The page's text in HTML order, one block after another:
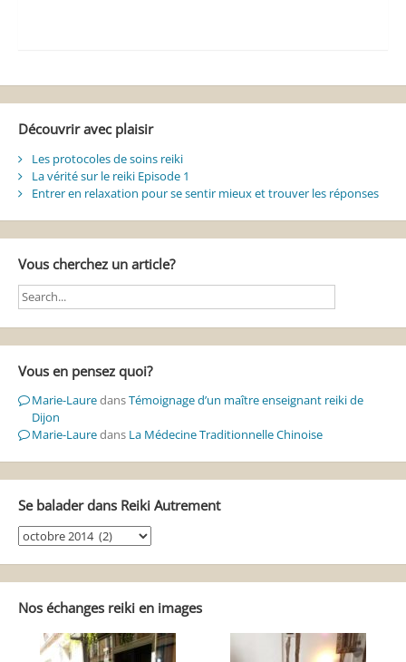
Découvrir avec plaisir
Les protocoles de soins reiki
La vérité sur le reiki Episode 1
Entrer en relaxation pour se sentir mieux et trouver les réponses
Vous cherchez un article?
Vous en pensez quoi?
Marie-LauredansTémoignage d’un maître enseignant reiki de
Dijon
Marie-Lauredans La Médecine Traditionnelle Chinoise
Se balader dans Reiki Autrement
Se
balader
dans
Reiki
Autrement
Nos échanges reiki en images